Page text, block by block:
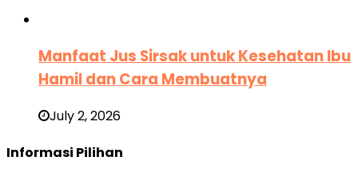
Manfaat Jus Sirsak untuk Kesehatan Ibu
Hamil dan Cara Membuatnya
July 2, 2026
Informasi Pilihan